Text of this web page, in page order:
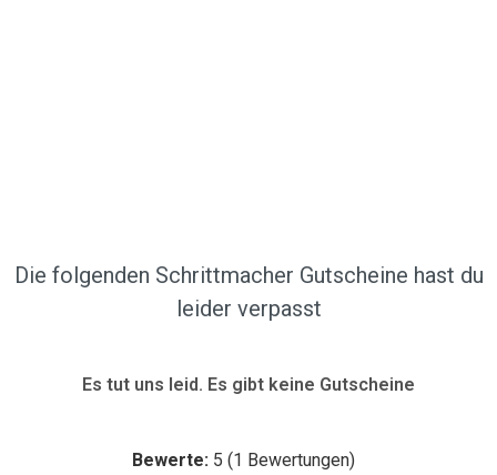
Die folgenden Schrittmacher Gutscheine hast du
leider verpasst
Es tut uns leid. Es gibt keine Gutscheine
Bewerte: 5 (1 Bewertungen)